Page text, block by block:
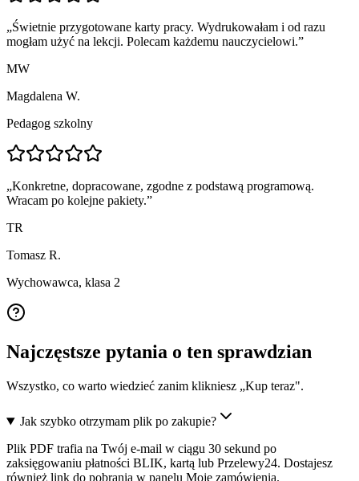
„Świetnie przygotowane karty pracy. Wydrukowałam i od razu
mogłam użyć na lekcji. Polecam każdemu nauczycielowi.”
MW
Magdalena W.
Pedagog szkolny
„Konkretne, dopracowane, zgodne z podstawą programową.
Wracam po kolejne pakiety.”
TR
Tomasz R.
Wychowawca, klasa 2
Najczęstsze pytania o ten sprawdzian
Wszystko, co warto wiedzieć zanim klikniesz „Kup teraz".
Jak szybko otrzymam plik po zakupie?
Plik PDF trafia na Twój e-mail w ciągu 30 sekund po
zaksięgowaniu płatności BLIK, kartą lub Przelewy24. Dostajesz
również link do pobrania w panelu Moje zamówienia.